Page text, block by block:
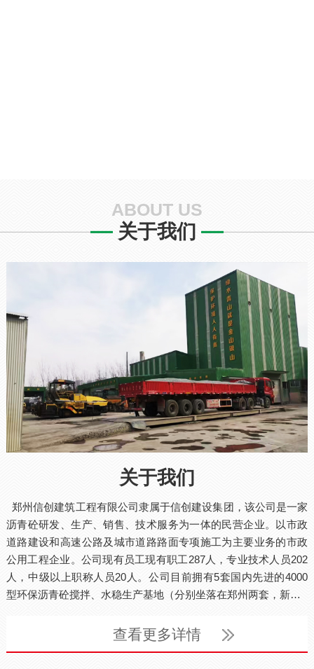
ABOUT US
关于我们
关于我们
郑州信创建筑工程有限公司隶属于信创建设集团，该公司是一家
沥青砼研发、生产、销售、技术服务为一体的民营企业。以市政
道路建设和高速公路及城市道路路面专项施工为主要业务的市政
公用工程企业。公司现有员工现有职工287人，专业技术人员202
人，中级以上职称人员20人。公司目前拥有5套国内先进的4000
型环保沥青砼搅拌、水稳生产基地（分别坐落在郑州两套，新…
查看更多详情